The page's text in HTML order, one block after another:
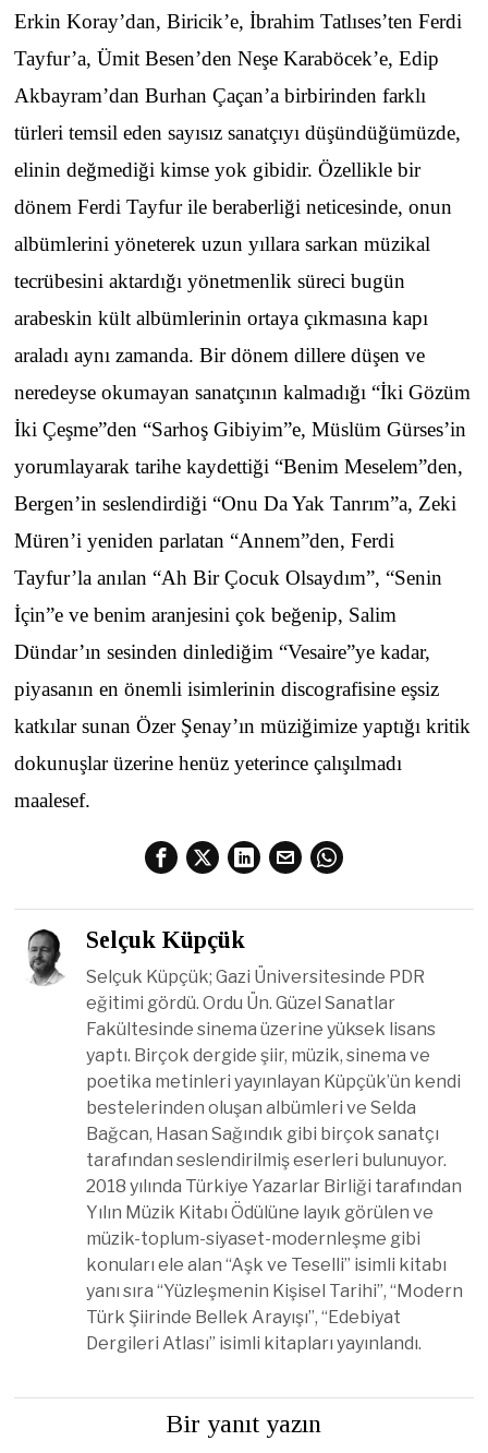
Erkin Koray’dan, Biricik’e, İbrahim Tatlıses’ten Ferdi
Tayfur’a, Ümit Besen’den Neşe Karaböcek’e, Edip
Akbayram’dan Burhan Çaçan’a birbirinden farklı
türleri temsil eden sayısız sanatçıyı düşündüğümüzde,
elinin değmediği kimse yok gibidir. Özellikle bir
dönem Ferdi Tayfur ile beraberliği neticesinde, onun
albümlerini yöneterek uzun yıllara sarkan müzikal
tecrübesini aktardığı yönetmenlik süreci bugün
arabeskin kült albümlerinin ortaya çıkmasına kapı
araladı aynı zamanda. Bir dönem dillere düşen ve
neredeyse okumayan sanatçının kalmadığı “İki Gözüm
İki Çeşme”den “Sarhoş Gibiyim”e, Müslüm Gürses’in
yorumlayarak tarihe kaydettiği “Benim Meselem”den,
Bergen’in seslendirdiği “Onu Da Yak Tanrım”a, Zeki
Müren’i yeniden parlatan “Annem”den, Ferdi
Tayfur’la anılan “Ah Bir Çocuk Olsaydım”, “Senin
İçin”e ve benim aranjesini çok beğenip, Salim
Dündar’ın sesinden dinlediğim “Vesaire”ye kadar,
piyasanın en önemli isimlerinin discografisine eşsiz
katkılar sunan Özer Şenay’ın müziğimize yaptığı kritik
dokunuşlar üzerine henüz yeterince çalışılmadı
maalesef.
Selçuk Küpçük
Selçuk Küpçük; Gazi Üniversitesinde PDR
eğitimi gördü. Ordu Ün. Güzel Sanatlar
Fakültesinde sinema üzerine yüksek lisans
yaptı. Birçok dergide şiir, müzik, sinema ve
poetika metinleri yayınlayan Küpçük’ün kendi
bestelerinden oluşan albümleri ve Selda
Bağcan, Hasan Sağındık gibi birçok sanatçı
tarafından seslendirilmiş eserleri bulunuyor.
2018 yılında Türkiye Yazarlar Birliği tarafından
Yılın Müzik Kitabı Ödülüne layık görülen ve
müzik-toplum-siyaset-modernleşme gibi
konuları ele alan “Aşk ve Teselli” isimli kitabı
yanı sıra “Yüzleşmenin Kişisel Tarihi”, “Modern
Türk Şiirinde Bellek Arayışı”, “Edebiyat
Dergileri Atlası” isimli kitapları yayınlandı.
Bir yanıt yazın